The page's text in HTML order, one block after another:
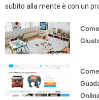
subito alla mente è con un